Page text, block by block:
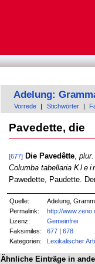
Adelung:
Vorrede Stichwörter
Pavedette, die
[677] Die Pavedêtte, plur.
Columba tabellaria
Pawedette, Paudette.
Quelle:
Adelung,
Permalink:
http://
Lizenz:
Gemeinfrei
Faksimiles:
677 |678
Kategorien:
Lexikalischer
Ähnliche Einträge in